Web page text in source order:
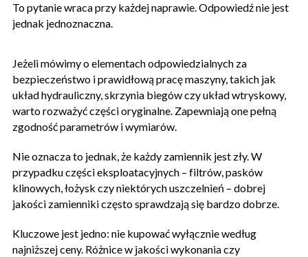
To pytanie wraca przy każdej naprawie. Odpowiedź nie jest
jednak jednoznaczna.
Jeżeli mówimy o elementach odpowiedzialnych za
bezpieczeństwo i prawidłową pracę maszyny, takich jak
układ hydrauliczny, skrzynia biegów czy układ wtryskowy,
warto rozważyć części oryginalne. Zapewniają one pełną
zgodność parametrów i wymiarów.
Nie oznacza to jednak, że każdy zamiennik jest zły. W
przypadku części eksploatacyjnych – filtrów, pasków
klinowych, łożysk czy niektórych uszczelnień – dobrej
jakości zamienniki często sprawdzają się bardzo dobrze.
Kluczowe jest jedno: nie kupować wyłącznie według
najniższej ceny. Różnice w jakości wykonania czy